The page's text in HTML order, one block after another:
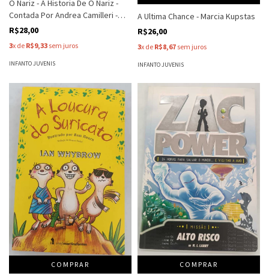
O Nariz - A Historia De O Nariz -
Contada Por Andrea Camilleri -
Nikolai Gogol
R$28,00
3x de R$9,33 sem juros
INFANTO JUVENIS
A Ultima Chance - Marcia Kupstas
R$26,00
3x de R$8,67 sem juros
INFANTO JUVENIS
COMPRAR COMPRAR